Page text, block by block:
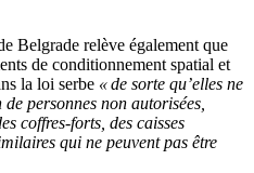
Belgrade relève également que
de conditionnement spatial et
la loi serbe « de sorte qu’elles ne
personnes non autorisées,
coffres-forts, des caisses
qui ne peuvent pas être